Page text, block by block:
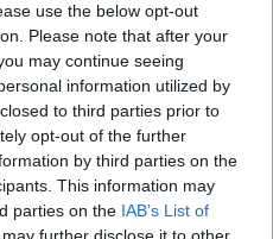
use the below opt-out
Please note that after your
may continue seeing
information utilized by
to third parties prior to
opt-out of the further
by third parties on the
This information may
parties on the IAB’s List of
– μια
και
ανθρώπινες
την Άνα, τη Diona
που μπορεί ποτέ
συμβίωσης, τη